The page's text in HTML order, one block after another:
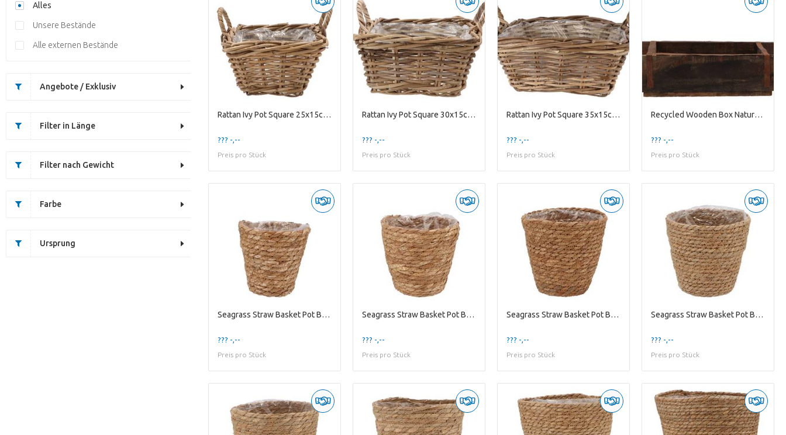
Alles
Unsere Bestände
Alle externen Bestände
Angebote / Exklusiv
Filter in Länge
Filter nach Gewicht
Farbe
Ursprung
Rattan Ivy Pot Square 25x15cm Nm
??? -,--
Preis pro Stück
Rattan Ivy Pot Square 30x15cm Nm
??? -,--
Preis pro Stück
Rattan Ivy Pot Square 35x15cm Nm
??? -,--
Preis pro Stück
Recycled Wooden Box Natural 32x15x10cm
??? -,--
Preis pro Stück
Seagrass Straw Basket Pot Brown 12x12cm
??? -,--
Preis pro Stück
Seagrass Straw Basket Pot Brown 14x14cm
??? -,--
Preis pro Stück
Seagrass Straw Basket Pot Brown 16x16cm
??? -,--
Preis pro Stück
Seagrass Straw Basket Pot Brown 18x18cm
??? -,--
Preis pro Stück